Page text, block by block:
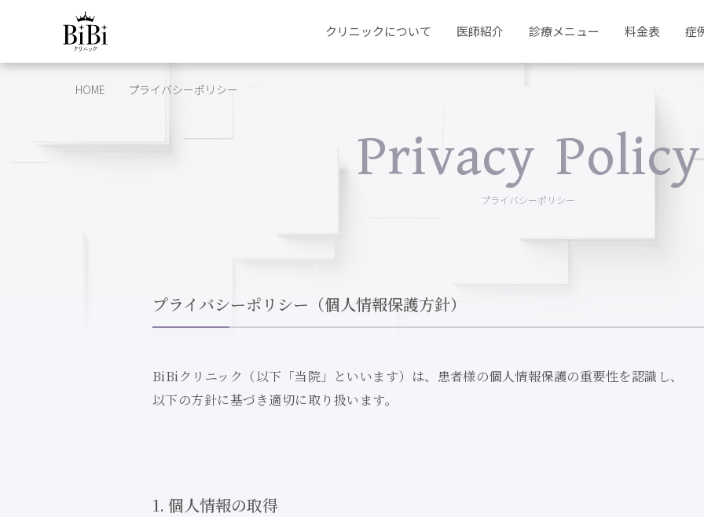
クリニックについて 医師紹介 診療メニュー 料金表 症
HOME プライバシーポリシー
Privacy Policy
プライバシーポリシー
プライバシーポリシー（個人情報保護方針）
BiBiクリニック（以下「当院」といいます）は、 患者様の個人情報保護の重要性を認識し、
以下の方針に基づき適切に取り扱います。
1. 個人情報の取得